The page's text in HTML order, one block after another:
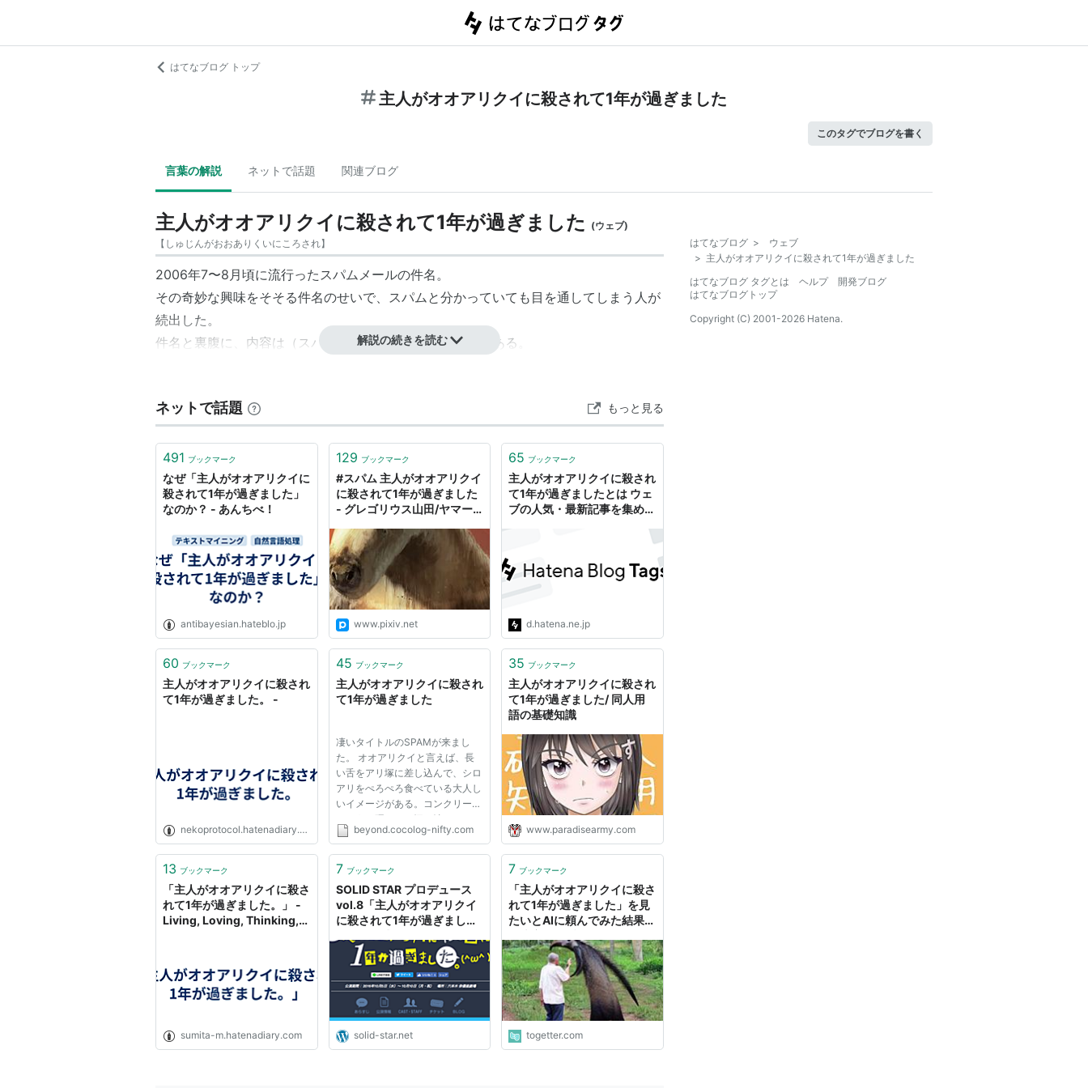
はてなブログ トップ
主人がオオアリクイに殺されて1年が過ぎました
このタグでブログを書く
言葉の解説 ネットで話題 関連ブログ
主人がオオアリクイに殺されて1年が過ぎました (ウェブ)
【 しゅじんがおおありくいにころされ】
2006年7〜8月頃に流行ったスパムメールの件名。
その奇妙な興味をそそる件名のせいで、スパムと分かっていても目を通してしまう人が
続出した。
件名と裏腹に、内容は（スパムとしては）いたって普通である。
件名： 主人がオオアリクイに殺されて1年が過ぎました。
差出人： 久光
いきなりのメール失礼します。
久光さやか、29歳の未亡人です。
お互いのニーズに合致しそうだと思い、連絡してみました。
自分のことを少し語ります。
昨年の夏、わけあって主人を亡くしました。
自分は…主人のことを…死ぬまで何も理解していなかったのが
主人はシンガポールに頻繁に旅行に向っていたのですが、
それは遊びの為の旅行ではなかったのです。
一年が経過して、ようやく主人の死から立ち直ってきました。
身体の火照りが止まらなくなる時間も増えてきました。
主人の残した財産は莫大な額です。
つまり、謝礼は幾らでも出きますので、
私の性欲を満たして欲しいのです。
お返事を頂けましたら、もっと詳しい話をしたいと
cf. オオアリクイ
解説の続きを読む
ネットで話題 もっと見る
491 ブックマーク
なぜ「主人がオオアリクイに
殺されて1年が過ぎました」
なのか？ - あんちべ！
antibayesian.hateblo.jp
129 ブックマーク
#スパム 主人がオオアリクイ
に殺されて1年が過ぎました
- グレゴリウス山田/ヤマー
www.pixiv.net
65 ブックマーク
主人がオオアリクイに殺され
て1年が過ぎましたとは ウェ
ブの人気・最新記事を集めま
d.hatena.ne.jp
60 ブックマーク
主人がオオアリクイに殺され
て1年が過ぎました。 -
nekoprotocol.hatenadiary.org
45 ブックマーク
主人がオオアリクイに殺され
て1年が過ぎました
凄いタイトルのSPAMが来まし
た。 オオアリクイと言えば、長
い舌をアリ塚に差し込んで、シロ
アリをぺろぺろ食べている大人し
いイメージがある。コンクリート
のように硬いアリ塚を壊すための
爪があるので、人を殺すことも出
も、何か元ネタが、あるんだろう
か？もはや、SPAMを楽しむのに
も、教...
beyond.cocolog-nifty.com
35 ブックマーク
主人がオオアリクイに殺され
て1年が過ぎました/ 同人用
語の基礎知識
www.paradisearmy.com
13 ブックマーク
「主人がオオアリクイに殺さ
れて1年が過ぎました。」 -
Living, Loving, Thinking,
sumita-m.hatenadiary.com
7 ブックマーク
SOLID STAR プロデュース
vol.8「主人がオオアリクイ
に殺されて1年が過ぎまし
solid-star.net
7 ブックマーク
「主人がオオアリクイに殺さ
れて1年が過ぎました」を見
たいとAIに頼んでみた結果割
出てきた
togetter.com
はてなブログ >
ウェブ
> 主人がオオアリクイに殺されて1年が過ぎました
はてなブログ タグとは
ヘルプ
開発ブログ
はてなブログトップ
Copyright (C) 2001-2026 Hatena.